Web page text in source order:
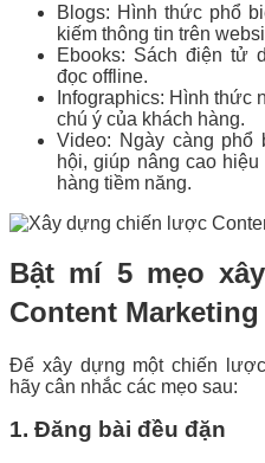
Blogs: Hình thức phổ
kiếm thông tin trên
Ebooks: Sách điện tử
đọc offline.
Infographics: Hình thức
chú ý của khách hàng.
Video: Ngày càng phổ
hội, giúp nâng cao
hàng tiềm năng.
Bật mí 5 mẹo
Content
Để xây dựng một chiến
hãy cân nhắc các mẹo sau:
1. Đăng bài đều đặn